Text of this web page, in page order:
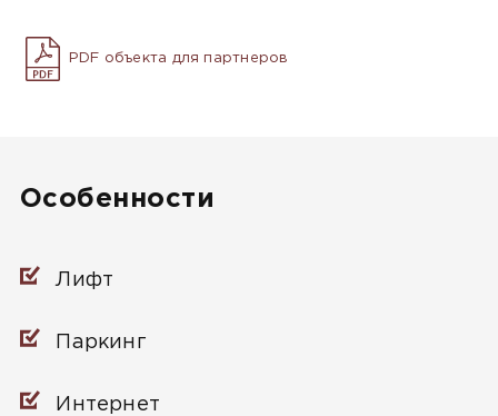
PDF объекта для партнеров
Особенности
Лифт
Паркинг
Интернет